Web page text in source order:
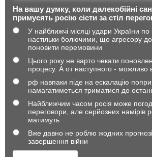
На вашу думку, коли далекобійні
примусять росію сісти за стіл
У найближчі місяці удари України по
настільки болючими, що агресору
поновити перемовини
Цього року не варто чекати
процесу. А от наступного - можливо
рф навпаки піде на ескалацію попри
намагатиметься триматися до
Найближчим часом росія може
переговори, але серйозних намірів
матимуть
Вже давно не роблю жодних
завершення війни